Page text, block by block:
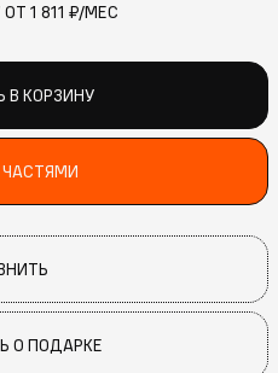
ОТ 1 811 ₽/МЕС
В КОРЗИНУ
О ПОДАРКЕ